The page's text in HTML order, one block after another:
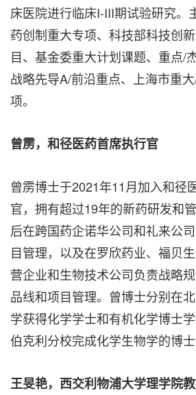
床医院进行临床I-III期试验研究。
药创制重大专项、科技部科技创
目、基金委重大计划课题、重点/
战略先导A/前沿重点、上海市重
项。
曾雳，和径医药首席执行官
曾雳博士于2021年11月加入和径
官，拥有超过19年的新药研发和
后在跨国药企诺华公司和礼来公
目管理，以及在罗欣药业、福贝
营企业和生物技术公司负责战略
品线和项目管理。曾博士分别在
学获得化学学士和有机化学博士
伯克利分校完成化学生物学的博士
王旻艳，西交利物浦大学理学院